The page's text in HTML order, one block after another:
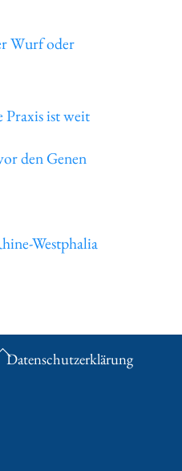
Wurf oder
Praxis ist weit
den Genen
Westphalia
Back
Datenschutzerklärung